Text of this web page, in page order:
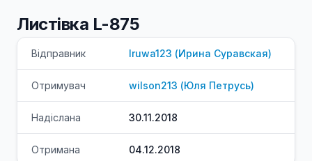
Листівка L-875
Відправник Iruwa123 (Ирина Суравская)
Отримувач wilson213 (Юля Петрусь)
Надіслана 30.11.2018
Отримана 04.12.2018